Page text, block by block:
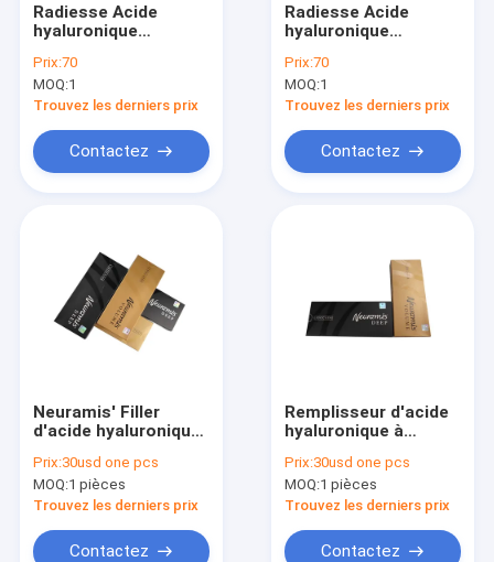
Radiesse Acide
hyaluronique
pour le visage
Prix:70
MOQ:1
Trouvez les derniers prix
Contactez
Radiesse Acide
hyaluronique
0,8c 1,5cc
Prix:70
MOQ:1
Trouvez les derniers prix
Contactez
Neuramis' Filler
d'acide hyaluronique
profond pour
l'élimination des
rides 1 ml
Prix:30usd one pcs
MOQ:1 pièces
Trouvez les derniers prix
Contactez
Remplisseur d'acide
hyaluronique à
fin de Neuramis pour
éliminer les rides
Prix:30usd one pcs
MOQ:1 pièces
Trouvez les derniers prix
Contactez